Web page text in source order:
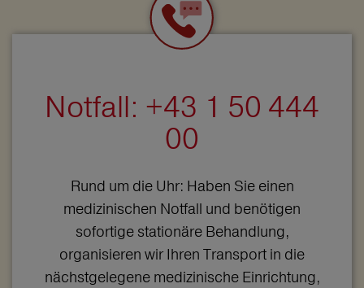
Notfall: +43 1 50 444
00
Rund um die Uhr: Haben Sie einen
medizinischen Notfall und benötigen
sofortige stationäre Behandlung,
organisieren wir Ihren Transport in die
nächstgelegene medizinische Einrichtung,